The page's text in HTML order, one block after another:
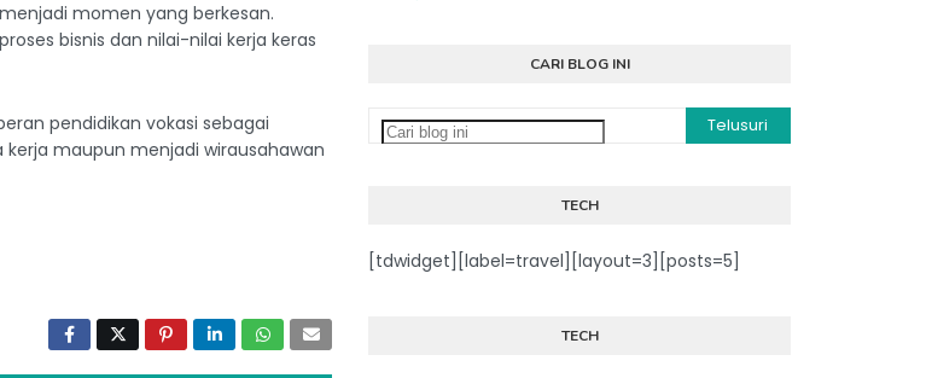
momen yang berkesan.
bisnis dan nilai-nilai kerja keras
pendidikan vokasi sebagai
maupun menjadi wirausahawan
CARI BLOG INI
TECH
[tdwidget][label=travel][layout=3][posts=5]
TECH